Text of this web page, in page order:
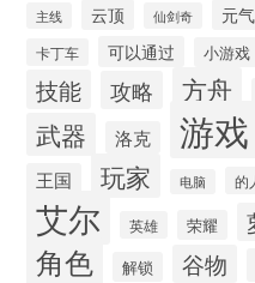
主线 云顶 仙剑奇 元气
卡丁车 可以通过 小游戏
技能 攻略 方舟
武器 洛克 游戏
王国 玩家 电脑 的
艾尔 英雄 荣耀
角色 解锁 谷物